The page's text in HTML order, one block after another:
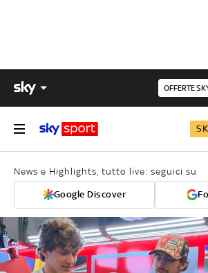
OFFERTE
News e Highlights, tutto live: seguici su
Google Discover